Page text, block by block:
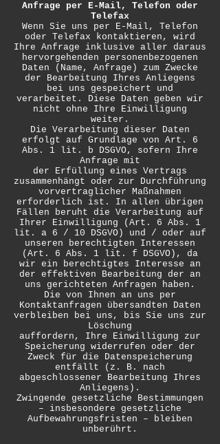
Anfrage per E-Mail, Telefon oder
Telefax
Wenn Sie uns per E-Mail, Telefon
oder Telefax kontaktieren, wird
Ihre Anfrage inklusive aller daraus
hervorgehenden personenbezogenen
Daten (Name, Anfrage) zum Zwecke
der Bearbeitung Ihres Anliegens
bei uns gespeichert und
verarbeitet. Diese Daten geben wir
nicht ohne Ihre Einwilligung
weiter.
Die Verarbeitung dieser Daten
erfolgt auf Grundlage von Art. 6
Abs. 1 lit. b DSGVO, sofern Ihre
Anfrage mit
der Erfüllung eines Vertrags
zusammenhängt oder zur Durchführung
vorvertraglicher Maßnahmen
erforderlich ist. In allen übrigen
Fällen beruht die Verarbeitung auf
Ihrer Einwilligung (Art. 6 Abs. 1
lit. a 6 / 10 DSGVO) und / oder auf
unseren berechtigten Interessen
(Art. 6 Abs. 1 lit. f DSGVO), da
wir ein berechtigtes Interesse an
der effektiven Bearbeitung der an
uns gerichteten Anfragen haben.
Die von Ihnen an uns per
Kontaktanfragen übersandten Daten
verbleiben bei uns, bis Sie uns zur
Löschung
auffordern, Ihre Einwilligung zur
Speicherung widerrufen oder der
Zweck für die Datenspeicherung
entfällt (z. B. nach
abgeschlossener Bearbeitung Ihres
Anliegens).
Zwingende gesetzliche Bestimmungen
– insbesondere gesetzliche
Aufbewahrungsfristen – bleiben
unberührt.